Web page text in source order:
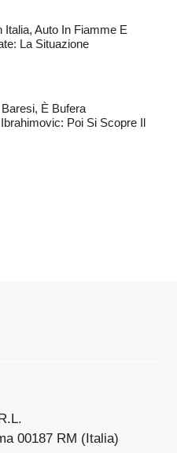
Italia, Auto In Fiamme E
La Situazione
È Bufera
Poi Si Scopre Il
00187 RM (Italia)